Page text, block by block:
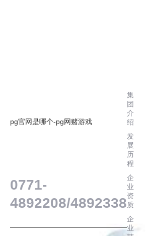
pg官网是哪个-pg网赌游戏
0771-
4892208/4892338
集
团
介
绍
发
展
历
程
企
业
资
质
企
业